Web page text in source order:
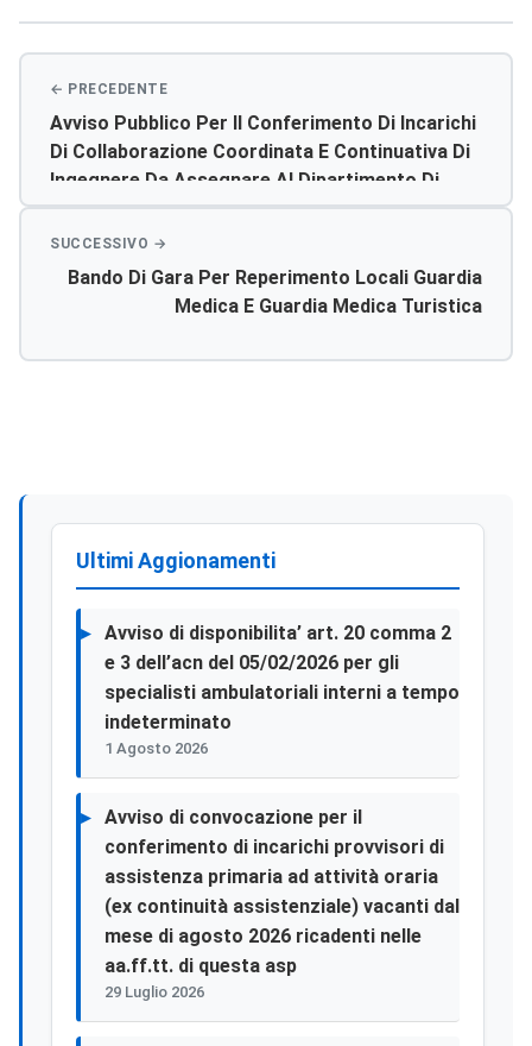
Avviso Pubblico Per Il Conferimento Di Incarichi
Di Collaborazione Coordinata E Continuativa Di
Ingegnere Da Assegnare Al Dipartimento Di
Prevenzione Spresal E Collaboratore Tecnico
Professionale Cat. “d” (specifico Settore Di
Attività Di Assegnazione- Ingegnere)
Bando Di Gara Per Reperimento Locali Guardia
Medica E Guardia Medica Turistica
Ultimi Aggionamenti
Avviso di disponibilita’ art. 20 comma 2
e 3 dell’acn del 05/02/2026 per gli
specialisti ambulatoriali interni a tempo
indeterminato
1 Agosto 2026
Avviso di convocazione per il
conferimento di incarichi provvisori di
assistenza primaria ad attività oraria
(ex continuità assistenziale) vacanti dal
mese di agosto 2026 ricadenti nelle
aa.ff.tt. di questa asp
29 Luglio 2026